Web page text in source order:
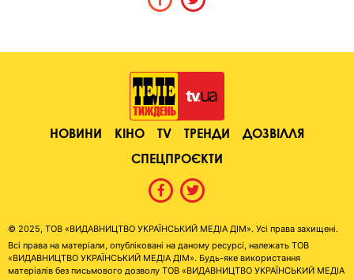
НОВИНИ КІНО TV ТРЕНДИ
ДОЗВІЛЛЯ
СПЕЦПРОЄКТИ
© 2025, ТОВ «ВИДАВНИЦТВО УКРАЇНСЬКИЙ МЕДІА ДІМ». Усі права захищені.
Всі права на матеріали, опубліковані на даному ресурсі, належать ТОВ
«ВИДАВНИЦТВО УКРАЇНСЬКИЙ МЕДІА ДІМ». Будь-яке використання
матеріалів без письмового дозволу ТОВ «ВИДАВНИЦТВО УКРАЇНСЬКИЙ МЕДІА